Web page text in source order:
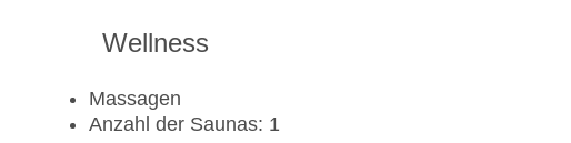
Wellness
Massagen
Anzahl der Saunas: 1